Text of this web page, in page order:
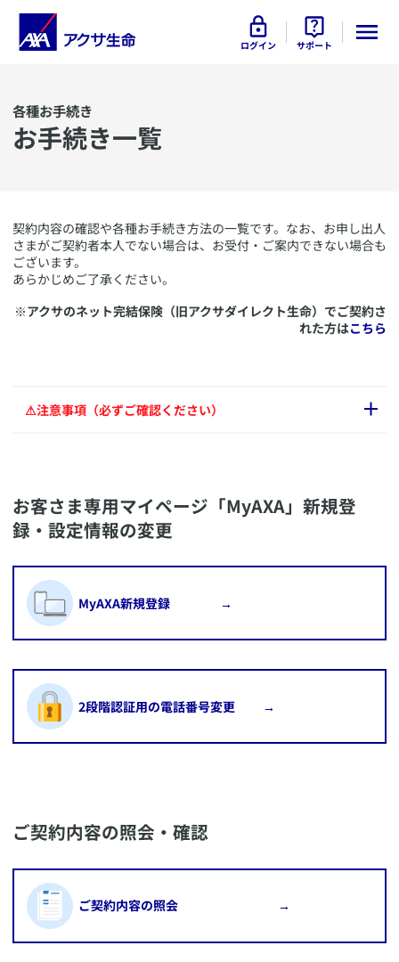
ログイン サポート
各種お手続き
お手続き一覧
​契約内容の確認や各種お手続き方法の一覧です。なお、お申し出人
さまがご契約者本人でない場合は、お受付・ご案内できない場合も
ございます。
あらかじめご了承ください。
​※アクサのネット完結保険（旧アクサダイレクト生命）でご契約さ
れた方はこちら
​⚠注意事項（必ずご確認ください）
合はお電話にてお問い合わせください。
​ご契約者さまからのお電話及び弊社から差し上げる際のお
電話は、お申し出内容の情報と電話応対の品質管理のた
かじめご了承ください。
​番号が通知されている携帯電話でお問い合わせいただいた
ご契約者さま、ご契約時に携帯電話番号をご登録いただい
で、あらかじめご了承ください。
​お客さま専用マイページ「MyAXA」新規登
録・設定情報の変更
​MyAXA新規登録 →
​2段階認証用の電話番号変更 →
​ご契約内容の照会・確認
​ご契約内容の照会 →